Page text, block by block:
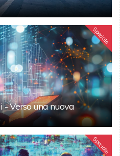
Speciale
- Verso una nuova
Speciale